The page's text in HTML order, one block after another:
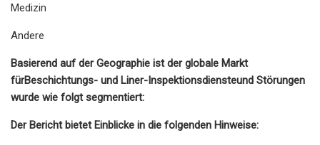
Medizin
Andere
Basierend auf der Geographie ist der globale Markt
fürBeschichtungs- und Liner-Inspektionsdiensteund Störungen
wurde wie folgt segmentiert:
Der Bericht bietet Einblicke in die folgenden Hinweise: